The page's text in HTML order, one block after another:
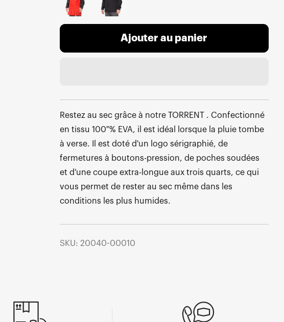
Ajouter au panier
Restez au sec grâce à notre TORRENT . Confectionné
en tissu 100 % EVA, il est idéal lorsque la pluie tombe
à verse. Il est doté d'un logo sérigraphié, de
fermetures à boutons-pression, de poches soudées
et d'une coupe extra-longue aux trois quarts, ce qui
vous permet de rester au sec même dans les
conditions les plus humides.
SKU: 20040-00010